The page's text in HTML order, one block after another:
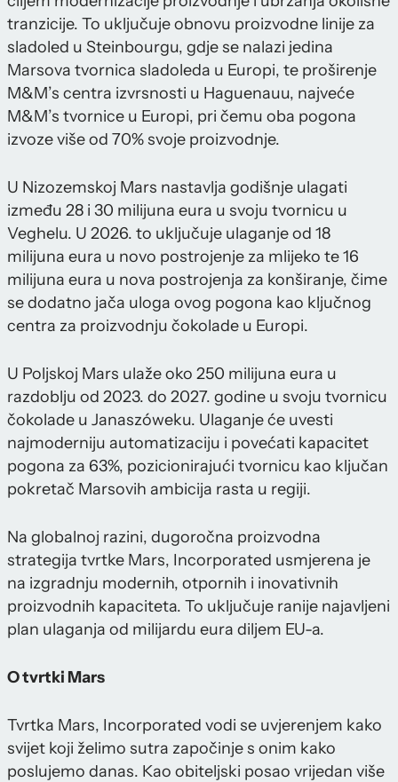
tranzicije. To uključuje obnovu proizvodne linije za
sladoled u Steinbourgu, gdje se nalazi jedina
Marsova tvornica sladoleda u Europi, te proširenje
M&M’s centra izvrsnosti u Haguenauu, najveće
M&M’s tvornice u Europi, pri čemu oba pogona
izvoze više od 70% svoje proizvodnje.
U Nizozemskoj Mars nastavlja godišnje ulagati
između 28 i 30 milijuna eura u svoju tvornicu u
Veghelu. U 2026. to uključuje ulaganje od 18
milijuna eura u novo postrojenje za mlijeko te 16
milijuna eura u nova postrojenja za konširanje, čime
se dodatno jača uloga ovog pogona kao ključnog
centra za proizvodnju čokolade u Europi.
U Poljskoj Mars ulaže oko 250 milijuna eura u
razdoblju od 2023. do 2027. godine u svoju tvornicu
čokolade u Janaszóweku. Ulaganje će uvesti
najmoderniju automatizaciju i povećati kapacitet
pogona za 63%, pozicionirajući tvornicu kao ključan
pokretač Marsovih ambicija rasta u regiji.
Na globalnoj razini, dugoročna proizvodna
strategija tvrtke Mars, Incorporated usmjerena je
na izgradnju modernih, otpornih i inovativnih
proizvodnih kapaciteta. To uključuje ranije najavljeni
plan ulaganja od milijardu eura diljem EU-a.
O tvrtki Mars
Tvrtka Mars, Incorporated vodi se uvjerenjem kako
svijet koji želimo sutra započinje s onim kako
poslujemo danas. Kao obiteljski posao vrijedan više